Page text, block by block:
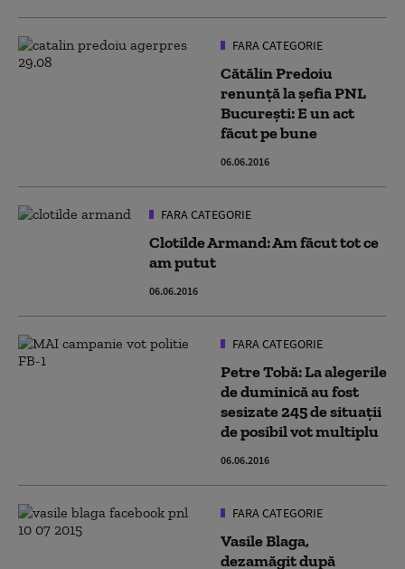
FARA CATEGORIE
Cătălin Predoiu
renunţă la şefia PNL
Bucureşti: E un act
făcut pe bune
06.06.2016
FARA CATEGORIE
Clotilde Armand: Am făcut tot ce
am putut
06.06.2016
FARA CATEGORIE
Petre Tobă: La alegerile
de duminică au fost
sesizate 245 de situații
de posibil vot multiplu
06.06.2016
FARA CATEGORIE
Vasile Blaga,
dezamăgit după